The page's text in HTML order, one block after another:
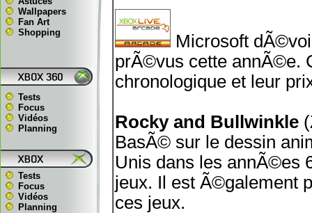
Wallpapers
Fan Art
Shopping
Tests
Focus
Vidéos
Planning
Tests
Focus
Vidéos
Planning
Microsoft
prÃ©vus cette annÃ©e.
chronologique et leur
Rocky and Bullwinkle
BasÃ© sur le dessin
Unis dans les annÃ©es
jeux. Il est Ã©galement
ces jeux.